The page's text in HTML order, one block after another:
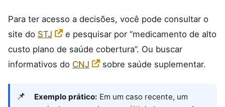
Para ter acesso a decisões, você pode consultar o
site do STJ
e pesquisar por “medicamento de alto
custo plano de saúde cobertura”. Ou buscar
informativos do CNJ sobre saúde suplementar.
Exemplo prático: Em um caso recente, um